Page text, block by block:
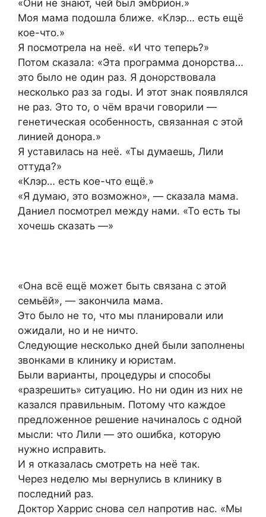
«Они не знают, чей был эмбрион.»
Моя мама подошла ближе. «Клэр… есть ещё
кое-что.»
Я посмотрела на неё. «И что теперь?»
Потом сказала: «Эта программа донорства…
это было не один раз. Я донорствовала
несколько раз за годы. И этот знак появлялся
не раз. Это то, о чём врачи говорили —
генетическая особенность, связанная с этой
линией донора.»
Я уставилась на неё. «Ты думаешь, Лили
оттуда?»
«Клэр… есть кое-что ещё.»
«Я думаю, это возможно», — сказала мама.
Даниел посмотрел между нами. «То есть ты
хочешь сказать —»
«Она всё ещё может быть связана с этой
семьёй», — закончила мама.
Это было не то, что мы планировали или
ожидали, но и не ничто.
Следующие несколько дней были заполнены
звонками в клинику и юристам.
Были варианты, процедуры и способы
«разрешить» ситуацию. Но ни один из них не
казался правильным. Потому что каждое
предложенное решение начиналось с одной
мысли: что Лили — это ошибка, которую
нужно исправить.
И я отказалась смотреть на неё так.
Через неделю мы вернулись в клинику в
последний раз.
Доктор Харрис снова сел напротив нас. «Мы